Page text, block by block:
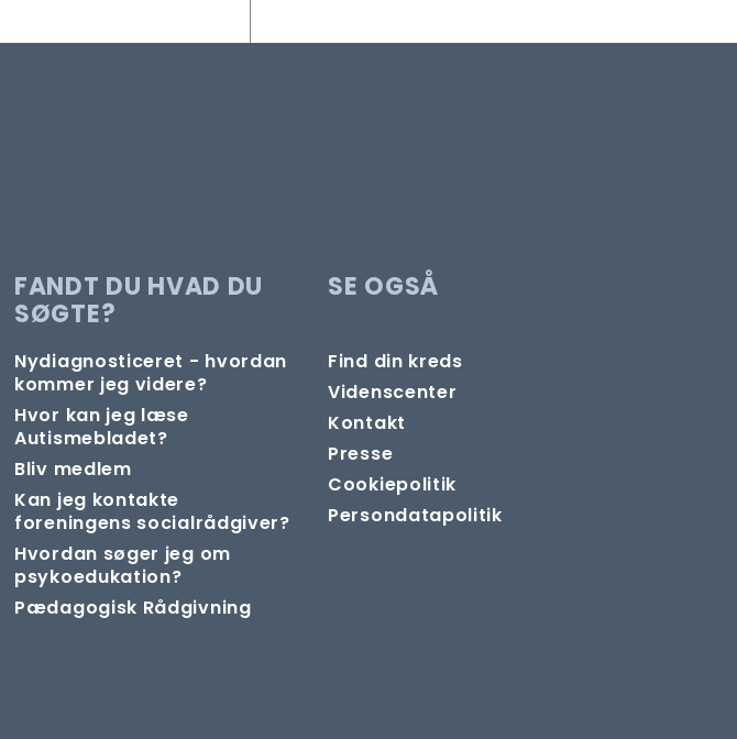
FANDT DU HVAD DU
SØGTE?
Nydiagnosticeret - hvordan
kommer jeg videre?
Hvor kan jeg læse
Autismebladet?
Bliv medlem
Kan jeg kontakte
foreningens socialrådgiver?
Hvordan søger jeg om
psykoedukation?
Pædagogisk Rådgivning
SE OGSÅ
Find din kreds
Videnscenter
Kontakt
Presse
Cookiepolitik
Persondatapolitik